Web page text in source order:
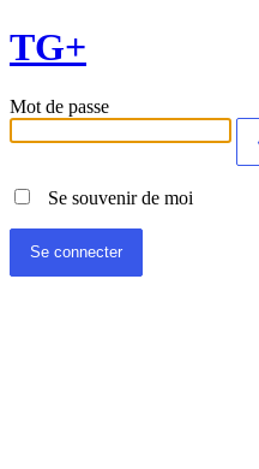
TG+
Mot de passe
Se souvenir de moi